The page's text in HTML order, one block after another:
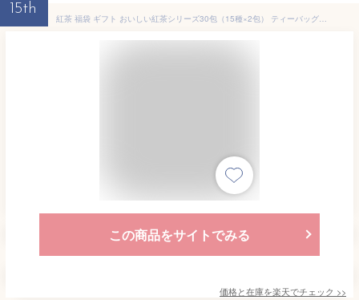
15th
紅茶 福袋 ギフト おいしい紅茶シリーズ30包（15種×2包） ティーバッグ かわいい お得 プチギフト 飲み比べ セット プレゼント お試し ハーブティー フレーバーティー 紅茶アソート JAF TEA スリランカ ティーパック ティーバック
この商品をサイトでみる
価格と在庫を楽天でチェック >>